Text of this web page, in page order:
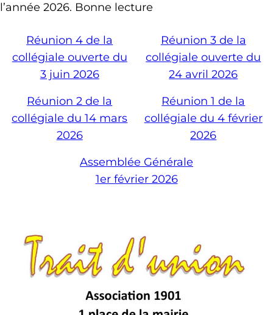
l’année 2026. Bonne lecture
Réunion 4 de la
collégiale ouverte du
3 juin 2026
Réunion 3 de la
collégiale ouverte du
24 avril 2026
Réunion 2 de la
collégiale du 14 mars
2026
Réunion 1 de la
collégiale du 4 février
2026
Assemblée Générale
1er février 2026